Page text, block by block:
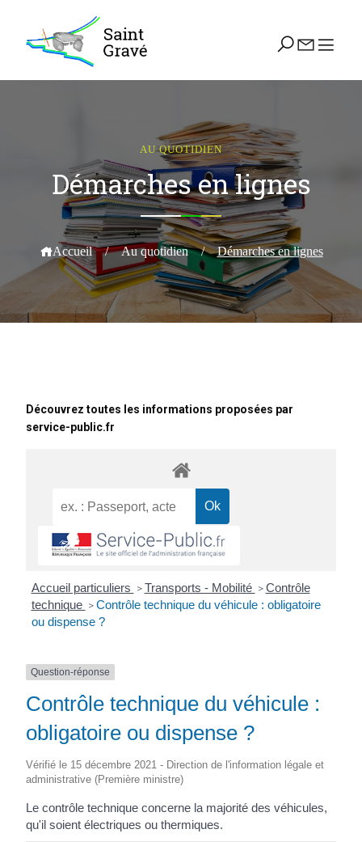
AU QUOTIDIEN
Démarches en lignes
Accueil / Au quotidien / Démarches en lignes
Découvrez toutes les informations proposées par
service-public.fr
Accueil particuliers > Transports - Mobilité > Contrôle
technique > Contrôle technique du véhicule : obligatoire
ou dispense ?
Question-réponse
Contrôle technique du véhicule :
obligatoire ou dispense ?
Vérifié le 15 décembre 2021 - Direction de l'information légale et
administrative (Première ministre)
Le contrôle technique concerne la majorité des véhicules,
qu'il soient électriques ou thermiques.